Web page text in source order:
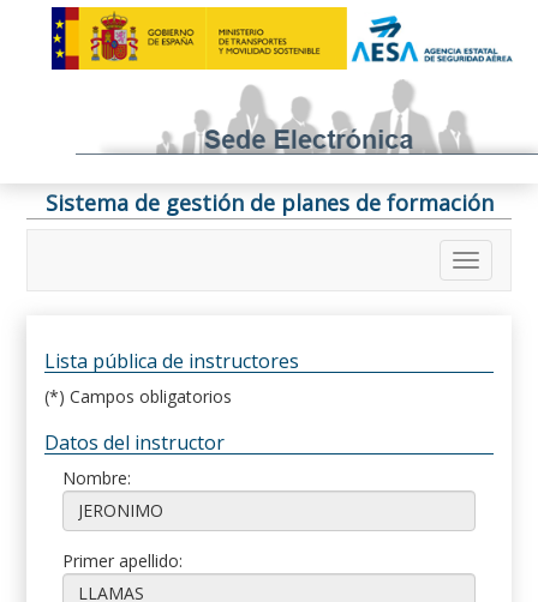
Sistema de gestión de planes de formación
Lista pública de instructores
(*) Campos obligatorios
Datos del instructor
Nombre:
Primer apellido: